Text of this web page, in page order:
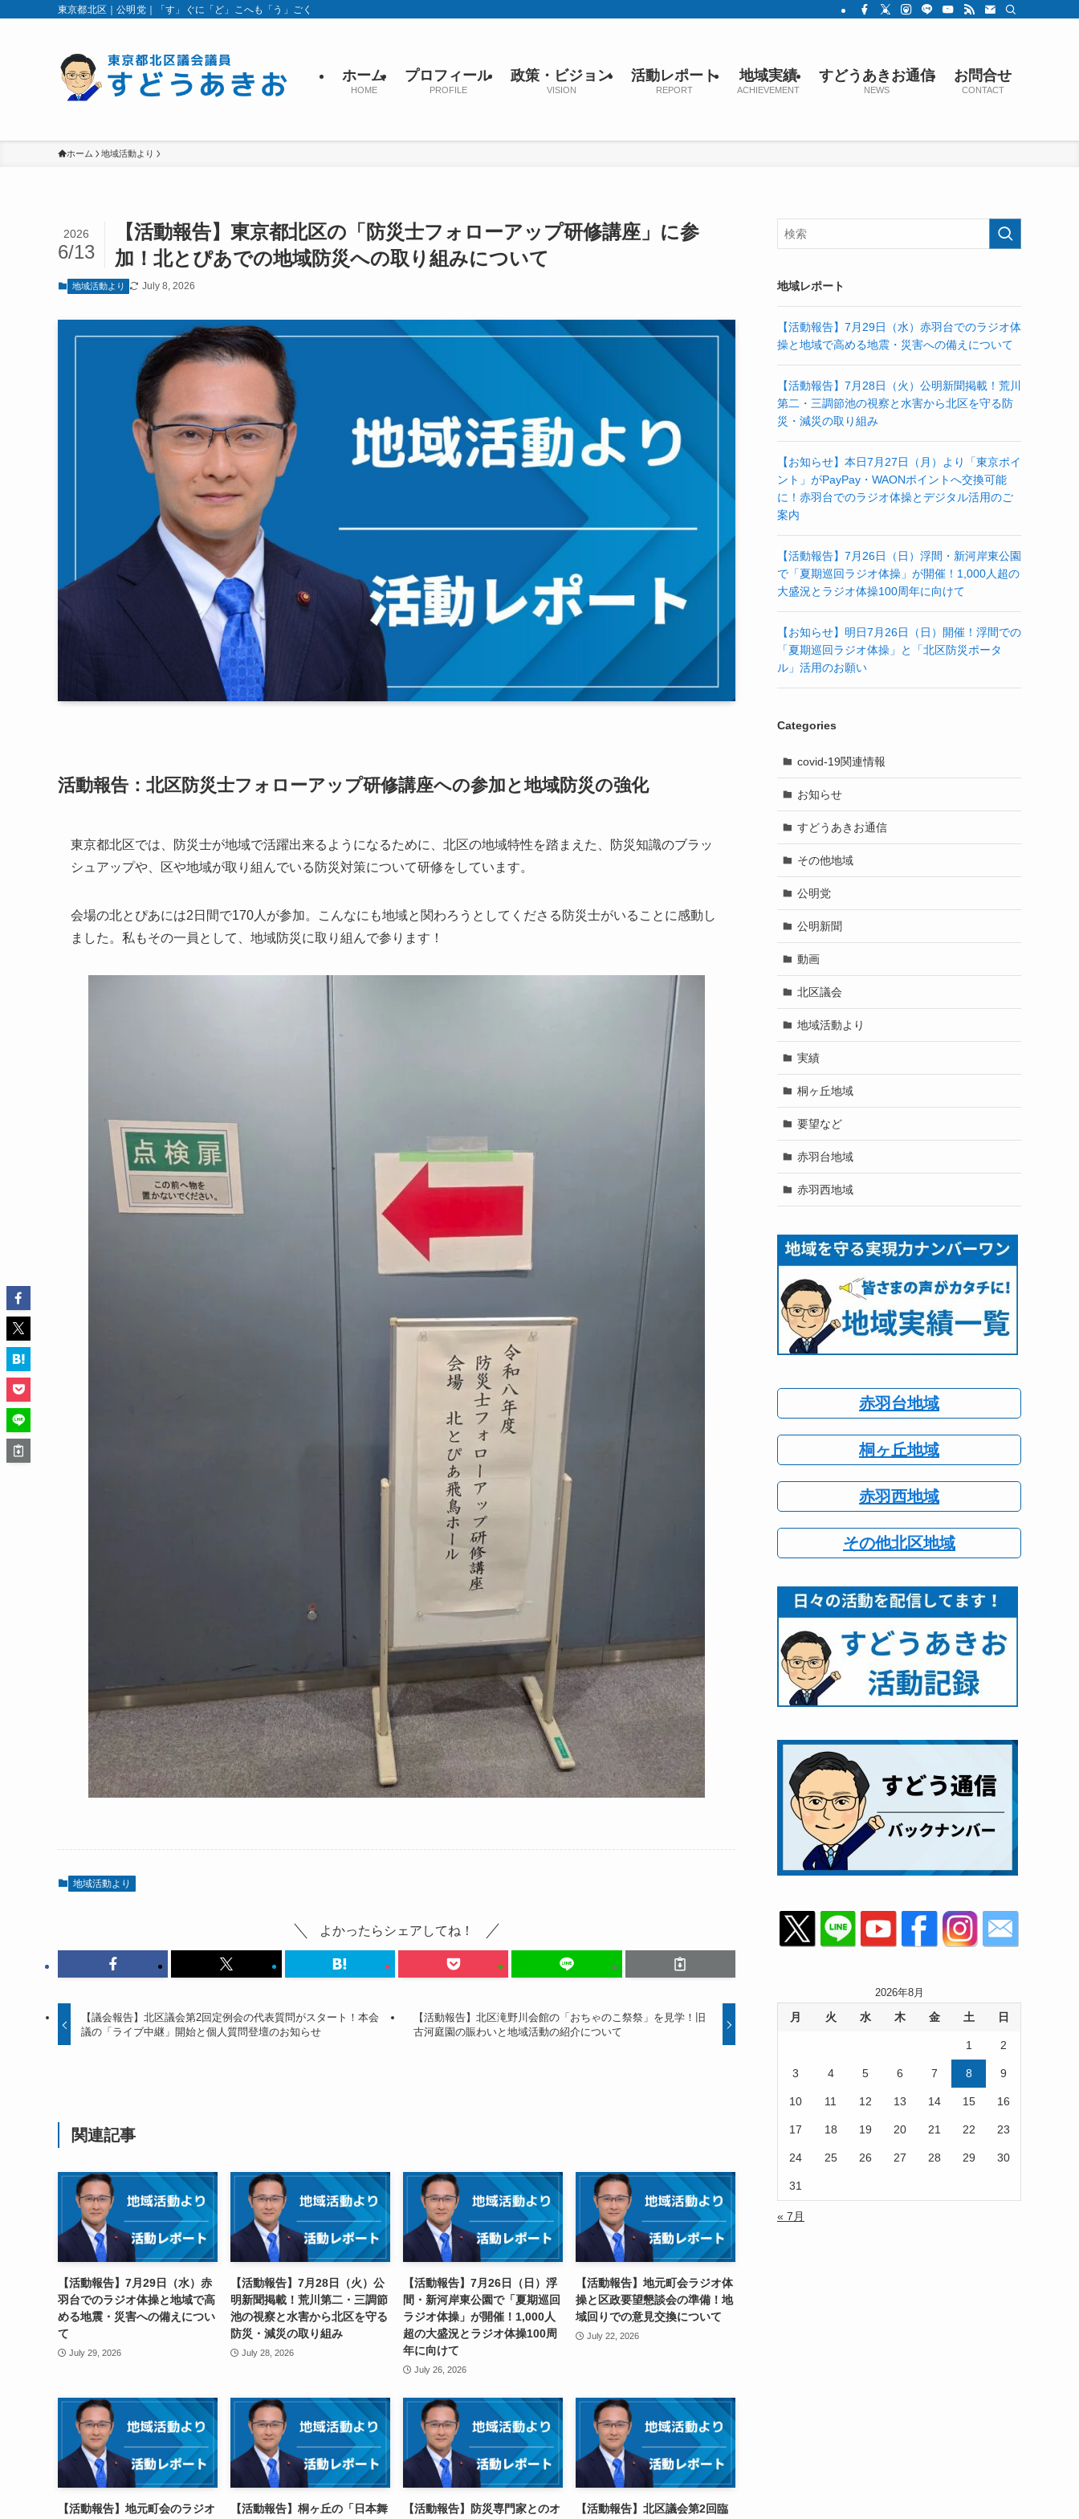
東京都北区｜公明党｜「す」ぐに「ど」こへも「う」ごく
ホーム
HOME
プロフィール
PROFILE
政策・ビジョン
VISION
活動レポート
REPORT
地域実績
ACHIEVEMENT
すどうあきお通信
NEWS
お問合せ
CONTACT
ホーム 地域活動より
【活動報告】東京都北区の「防災士フォローアップ研修講座」に参
加！北とぴあでの地域防災への取り組みについて
2026
6/13
地域活動より July 8, 2026
活動報告：北区防災士フォローアップ研修講座への参加と地域防災の強化
東京都北区では、防災士が地域で活躍出来るようになるために、北区の地域特性を踏まえた、防災知識のブラッ
シュアップや、区や地域が取り組んでいる防災対策について研修をしています。
会場の北とぴあには2日間で170人が参加。こんなにも地域と関わろうとしてくださる防災士がいることに感動し
ました。私もその一員として、地域防災に取り組んで参ります！
地域活動より
よかったらシェアしてね！
【議会報告】北区議会第2回定例会の代表質問がスタート！本会
議の「ライブ中継」開始と個人質問登壇のお知らせ
【活動報告】北区滝野川会館の「おちゃのこ祭祭」を見学！旧
古河庭園の賑わいと地域活動の紹介について
関連記事
【活動報告】7月29日（水）赤
羽台でのラジオ体操と地域で高
める地震・災害への備えについ
て
July 29, 2026
【活動報告】7月28日（火）公
明新聞掲載！荒川第二・三調節
池の視察と水害から北区を守る
防災・減災の取り組み
July 28, 2026
【活動報告】7月26日（日）浮
間・新河岸東公園で「夏期巡回
ラジオ体操」が開催！1,000人
超の大盛況とラジオ体操100周
年に向けて
July 26, 2026
【活動報告】地元町会ラジオ体
操と区政要望懇談会の準備！地
域回りでの意見交換について
July 22, 2026
【活動報告】地元町会のラジオ
【活動報告】桐ヶ丘の「日本舞
【活動報告】防災専門家とのオ
【活動報告】北区議会第2回臨
地域レポート
【活動報告】7月29日（水）赤羽台でのラジオ体
操と地域で高める地震・災害への備えについて
【活動報告】7月28日（火）公明新聞掲載！荒川
第二・三調節池の視察と水害から北区を守る防
災・減災の取り組み
【お知らせ】本日7月27日（月）より「東京ポイ
ント」がPayPay・WAONポイントへ交換可能
に！赤羽台でのラジオ体操とデジタル活用のご
案内
【活動報告】7月26日（日）浮間・新河岸東公園
で「夏期巡回ラジオ体操」が開催！1,000人超の
大盛況とラジオ体操100周年に向けて
【お知らせ】明日7月26日（日）開催！浮間での
「夏期巡回ラジオ体操」と「北区防災ポータ
ル」活用のお願い
Categories
covid-19関連情報
お知らせ
すどうあきお通信
その他地域
公明党
公明新聞
動画
北区議会
地域活動より
実績
桐ヶ丘地域
要望など
赤羽台地域
赤羽西地域
赤羽台地域
桐ヶ丘地域
赤羽西地域
その他北区地域
2026年8月
月 火 水 木 金 土 日
1 2
3 4 5 6 7 8 9
10 11 12 13 14 15 16
17 18 19 20 21 22 23
24 25 26 27 28 29 30
31
« 7月